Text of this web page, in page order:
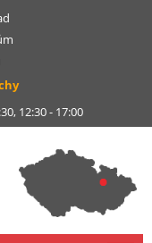
12:30 - 17:00